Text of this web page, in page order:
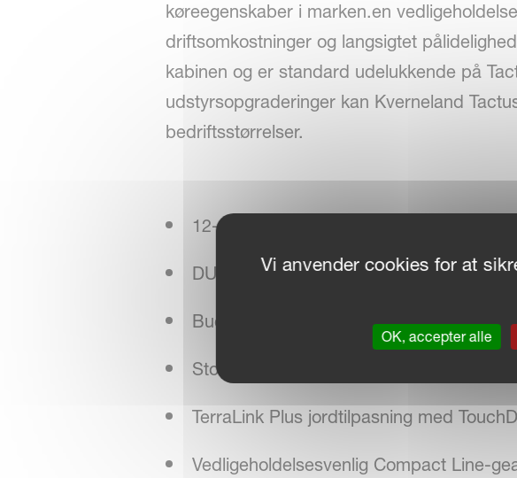
køreegenskaber i marken.en
driftsomkostninger og langsigtet
kabinen og er standard udelukkende på
udstyrsopgraderinger kan Kverneland
bedriftsstørrelser.
12-armet højkapacitetsrotor til effektiv
DUO-tænder giver høj rivekapacitet og
Buede tandarme reducerer afgrødetab
Stor frihøjde på forageren med over 45
TerraLink Plus jordtilpasning med
Vedligeholdelsesvenlig Compact Line-
Vi anvender cookies for at
OK, accepter alle